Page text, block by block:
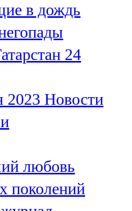
в дождь
24
2023 Новости
любовь
поколений